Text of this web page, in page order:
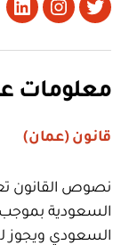
تويتر Instagram
معلومات
قانون (عمان)
نصوص القانون
السعودية
السعودي ويجوز